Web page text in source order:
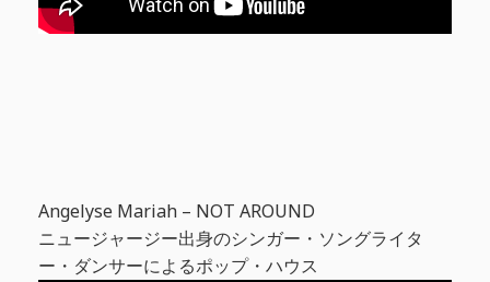
Angelyse Mariah – NOT AROUND
ニュージャージー出身のシンガー・ソングライタ
ー・ダンサーによるポップ・ハウス